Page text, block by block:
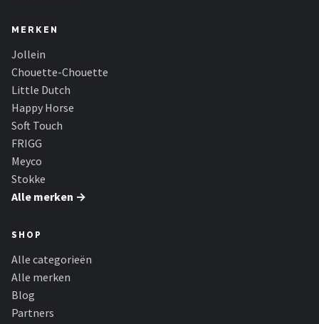
MERKEN
Jollein
Chouette-Chouette
Little Dutch
Happy Horse
Soft Touch
FRIGG
Meyco
Stokke
Alle merken →
SHOP
Alle categorieën
Alle merken
Blog
Partners